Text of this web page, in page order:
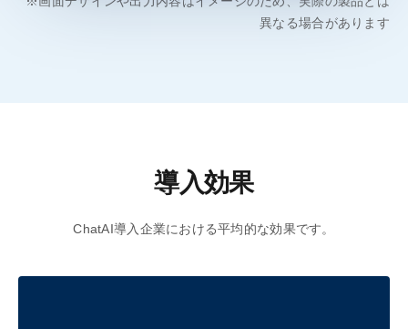
異なる場合があります
導入効果
ChatAI導入企業における平均的な効果です。